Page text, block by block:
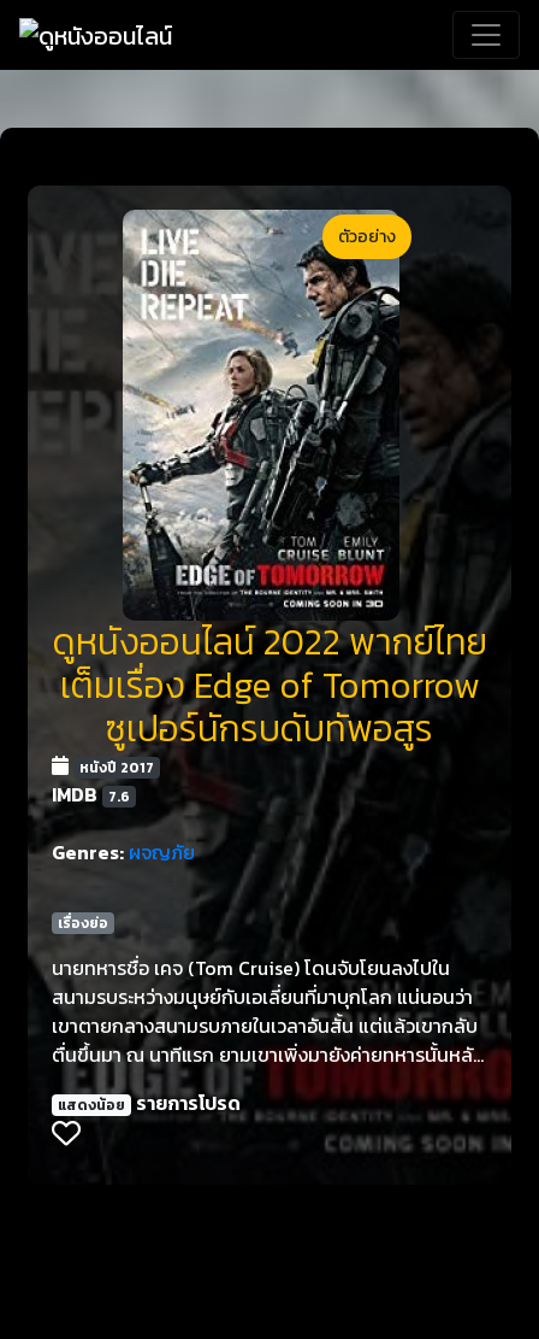
ตัวอย่าง
ดูหนังออนไลน์ 2022 พากย์ไทย
เต็มเรื่อง Edge of Tomorrow
ซูเปอร์นักรบดับทัพอสูร
หนังปี 2017
IMDB 7.6
Genres: ผจญภัย
เรื่องย่อ
นายทหารชื่อ เคจ (Tom Cruise) โดนจับโยนลงไปใน
สนามรบระหว่างมนุษย์กับเอเลี่ยนที่มาบุกโลก แน่นอนว่า
เขาตายกลางสนามรบภายในเวลาอันสั้น แต่แล้วเขากลับ
ตื่นขึ้นมา ณ นาทีแรก ยามเขาเพิ่งมายังค่ายทหารนั้นหลัง
จากตาย-ตื่น ตาย-ตื่น อยู่พักหนึ่ง เขาก็พบกับทหาร
หญิงนามริต้า (Emily Blunt) ที่สังเกตพบว่าเคจมีบางสิ่ง
แตกต่างจากทหารอื่นๆ เธอเลยบอกให้เขามาหาเธอ หาก
แสดงน้อย รายการโปรด